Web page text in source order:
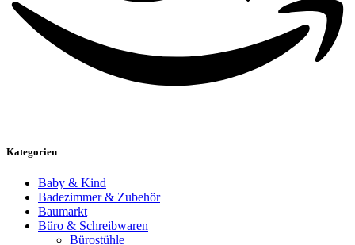
Kategorien
Baby & Kind
Badezimmer & Zubehör
Baumarkt
Büro & Schreibwaren
Bürostühle